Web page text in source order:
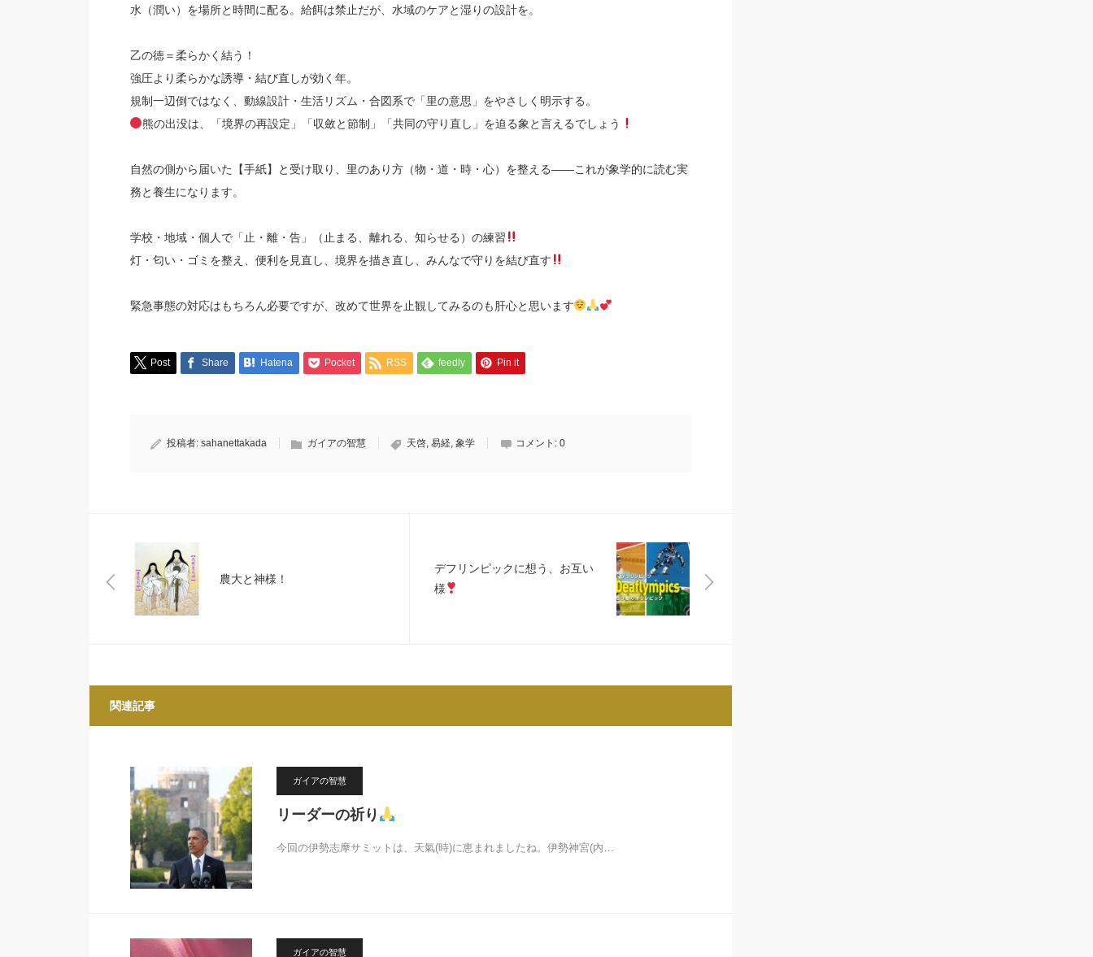
水（潤い）を場所と時間に配る。給餌は禁止だが、水域のケアと湿りの設計を。
乙の徳＝柔らかく結う！
強圧より柔らかな誘導・結び直しが効く年。
規制一辺倒ではなく、動線設計・生活リズム・合図系で「里の意思」をやさしく明示する。
熊の出没は、「境界の再設定」「収斂と節制」「共同の守り直し」を迫る象と言えるでしょう
自然の側から届いた【手紙】と受け取り、里のあり方（物・道・時・心）を整える――これが象学的に読む実
務と養生になります。
学校・地域・個人で「止・離・告」（止まる、離れる、知らせる）の練習
灯・匂い・ゴミを整え、便利を見直し、境界を描き直し、みんなで守りを結び直す
緊急事態の対応はもちろん必要ですが、改めて世界を止観してみるのも肝心と思います
Post Share Hatena Pocket RSS feedly Pin it
投稿者: sahanettakada ガイアの智慧 天啓, 易経, 象学 コメント: 0
農大と神様！
デフリンピックに想う、お互い
様
関連記事
ガイアの智慧
リーダーの祈り
今回の伊勢志摩サミットは、天氣(時)に恵まれましたね。伊勢神宮(内…
ガイアの智慧